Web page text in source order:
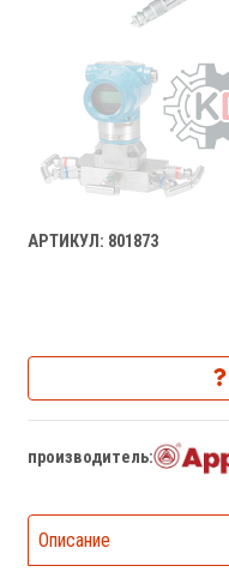
АРТИКУЛ: 801873
производитель:
Описание